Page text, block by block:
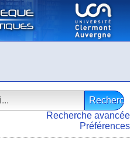
Recherche avancée
Préférences